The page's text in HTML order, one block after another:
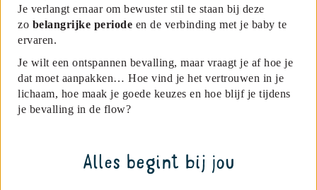
Je verlangt ernaar om bewuster stil te staan bij deze
zo belangrijke periode en de verbinding met je baby te
ervaren.
Je wilt een ontspannen bevalling, maar vraagt je af hoe je
dat moet aanpakken… Hoe vind je het vertrouwen in je
lichaam, hoe maak je goede keuzes en hoe blijf je tijdens
je bevalling in de flow?
Alles begint bij jou